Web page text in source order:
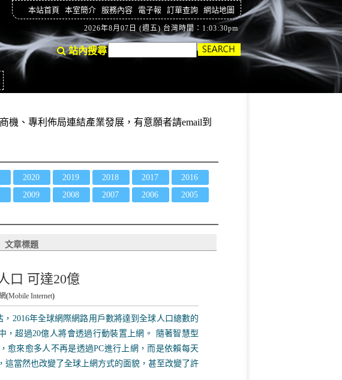
本站首頁 本室簡介 服務內容 電子報 訂單查詢 網站地圖
2026年8月07日 (週五) 台灣時間：1:03:31pm
站內搜尋
機、專利佈局連結產業發展，有意願者請email到
2020 2019 2018 2017
2016
2009 2008 2007 2006
2005
文章標題
口 可達20億
(Mobile Internet)
2016年全球網際網路用戶數將達到全球人口總數的
，超過20億人將會透過行動裝置上網。 隨著智慧型
愈來愈多人不再是透過PC進行上網，而是依賴每天
這當然也改變了全球上網方式的面貌，甚至改變了許